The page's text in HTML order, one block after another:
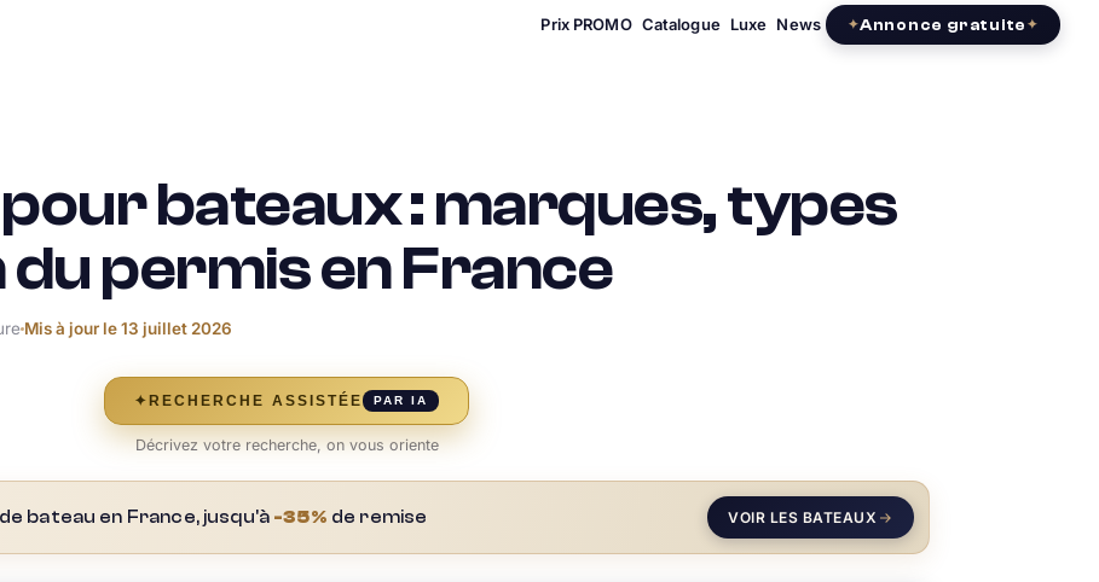
Prix PROMO Catalogue Luxe News Annonce gratuite
bateaux : marques, types
permis en France
Mis à jour le13 juillet 2026
✦ RECHERCHE ASSISTÉE PAR IA
Décrivez votre recherche, on vous oriente
bateau en France, jusqu'à -35% de remise VOIR LES BATEAUX